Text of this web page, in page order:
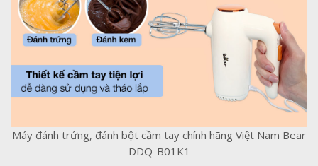
Máy đánh trứng, đánh bột cầm tay chính hãng Việt Nam Bear
DDQ-B01K1